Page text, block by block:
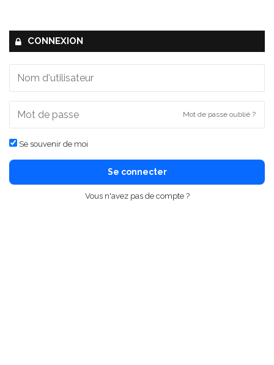
CONNEXION
Mot de passe oublié ?
Se souvenir de moi
Se connecter
Vous n'avez pas de compte ?